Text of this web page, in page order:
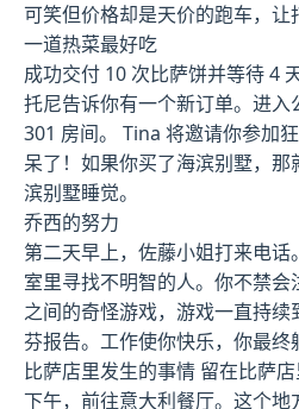
可笑但价格却是天价的跑车，让
一道热菜最好吃
成功交付 10 次比萨饼并等待 4 天
托尼告诉你有一个新订单。进入
301 房间。 Tina 将邀请你参加
呆了！如果你买了海滨别墅，
滨别墅睡觉。
乔西的努力
第二天早上，佐藤小姐打来电
室里寻找不明智的人。你不禁
之间的奇怪游戏，游戏一直持
芬报告。工作使你快乐，你最终
比萨店里发生的事情 留在比萨
下午，前往意大利餐厅。这个